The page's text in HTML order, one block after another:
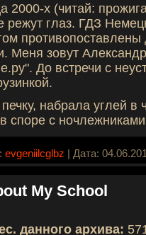
2000-х (читай:
глаз. ГДЗ
противопоставлены
Меня зовут
До встречи с
набрала углей
споре с
evgeniilcglbz | Дата:
My School
данного архива: